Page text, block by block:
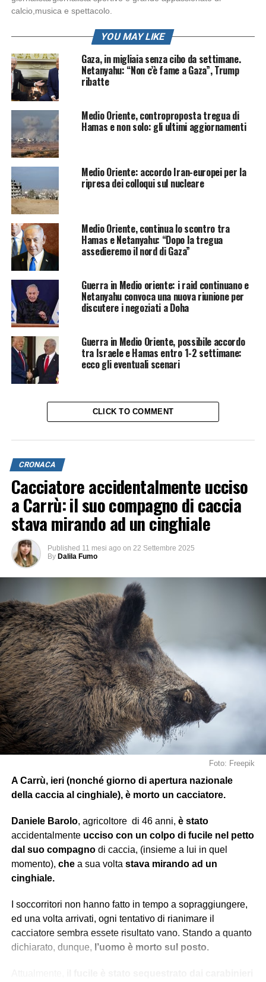
calcio,musica e spettacolo.
YOU MAY LIKE
Gaza, in migliaia senza cibo da settimane.
Netanyahu: “Non c’è fame a Gaza”, Trump
ribatte
Medio Oriente, controproposta tregua di
Hamas e non solo: gli ultimi aggiornamenti
Medio Oriente: accordo Iran-europei per la
ripresa dei colloqui sul nucleare
Medio Oriente, continua lo scontro tra
Hamas e Netanyahu: “Dopo la tregua
assedieremo il nord di Gaza”
Guerra in Medio oriente: i raid continuano e
Netanyahu convoca una nuova riunione per
discutere i negoziati a Doha
Guerra in Medio Oriente, possibile accordo
tra Israele e Hamas entro 1-2 settimane:
ecco gli eventuali scenari
CLICK TO COMMENT
CRONACA
Cacciatore accidentalmente ucciso
a Carrù: il suo compagno di caccia
stava mirando ad un cinghiale
Published 11 mesi ago on 22 Settembre 2025
By Dalila Fumo
Foto: Freepik
A Carrù, ieri (nonché giorno di apertura nazionale
della caccia al cinghiale), è morto un cacciatore.
Daniele Barolo, agricoltore di 46 anni, è stato
accidentalmenteucciso con un colpo di fucile nel petto
dal suo compagno di caccia, (insieme a lui in quel
momento), chea sua volta stava mirando ad un
cinghiale.
I soccorritori non hanno fatto in tempo a sopraggiungere,
ed una volta arrivati, ogni tentativo di rianimare il
cacciatore sembra essete risultato vano. Stando a quanto
dichiarato, dunque, l’uomo è morto sul posto.